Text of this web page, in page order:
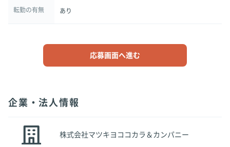
転勤の有無 あり
応募画面へ進む
企業・法人情報
株式会社マツキヨココカラ＆カンパニー